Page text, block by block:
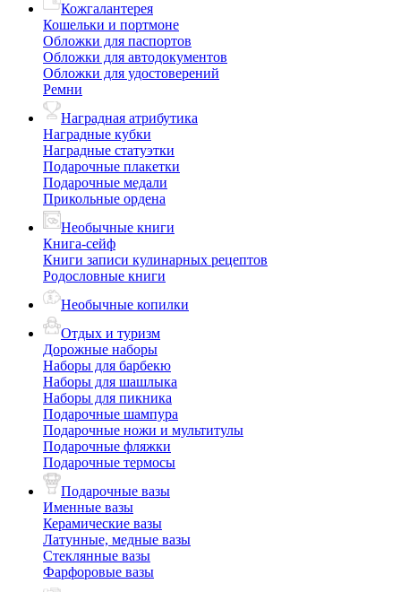
Кожгалантерея
Кошельки и портмоне
Обложки для паспортов
Обложки для автодокументов
Обложки для удостоверений
Ремни
Наградная атрибутика
Наградные кубки
Наградные статуэтки
Подарочные плакетки
Подарочные медали
Прикольные ордена
Необычные книги
Книга-сейф
Книги записи кулинарных рецептов
Родословные книги
Необычные копилки
Отдых и туризм
Дорожные наборы
Наборы для барбекю
Наборы для шашлыка
Наборы для пикника
Подарочные шампура
Подарочные ножи и мультитулы
Подарочные фляжки
Подарочные термосы
Подарочные вазы
Именные вазы
Керамические вазы
Латунные, медные вазы
Стеклянные вазы
Фарфоровые вазы